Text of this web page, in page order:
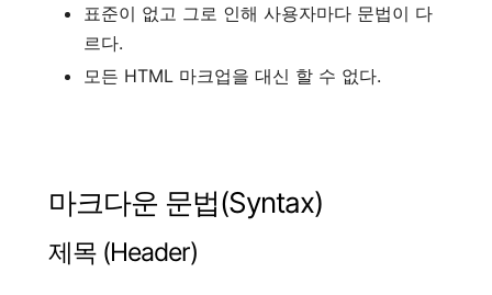
표준이 없고 그로 인해 사용자마다 문법이 다
르다.
모든 HTML 마크업을 대신 할 수 없다.
마크다운 문법(Syntax)
제목 (Header)